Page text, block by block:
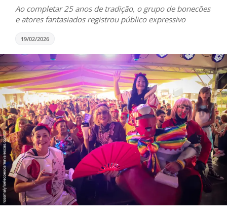
Ao completar 25 anos de tradição, o grupo de bonecões
e atores fantasiados registrou público expressivo
19/02/2026